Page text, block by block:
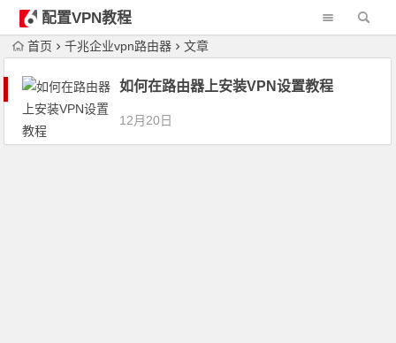
配置VPN教程
首页 千兆企业vpn路由器 文章
如何在路由器上安装VPN设置教程
12月20日